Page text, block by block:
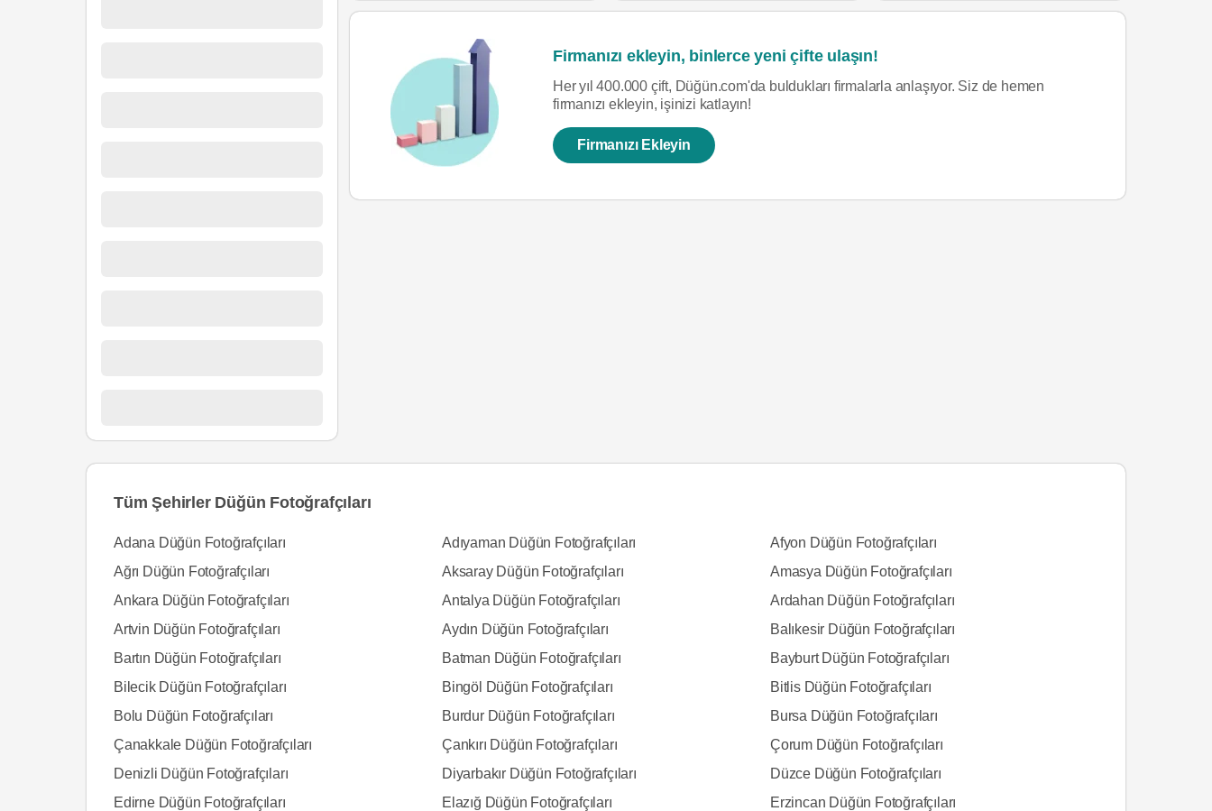
Firmanızı ekleyin, binlerce yeni çifte ulaşın!
Her yıl 400.000 çift, Düğün.com'da buldukları firmalarla anlaşıyor. Siz de hemen
firmanızı ekleyin, işinizi katlayın!
Firmanızı Ekleyin
Tüm Şehirler Düğün Fotoğrafçıları
Adana Düğün Fotoğrafçıları Adıyaman Düğün Fotoğrafçıları
Afyon Düğün Fotoğrafçıları
Ağrı Düğün Fotoğrafçıları
Aksaray Düğün Fotoğrafçıları
Amasya Düğün Fotoğrafçıları
Ankara Düğün Fotoğrafçıları
Antalya Düğün Fotoğrafçıları
Ardahan Düğün Fotoğrafçıları
Artvin Düğün Fotoğrafçıları
Aydın Düğün Fotoğrafçıları
Balıkesir Düğün Fotoğrafçıları
Bartın Düğün Fotoğrafçıları
Batman Düğün Fotoğrafçıları
Bayburt Düğün Fotoğrafçıları
Bilecik Düğün Fotoğrafçıları
Bingöl Düğün Fotoğrafçıları
Bitlis Düğün Fotoğrafçıları
Bolu Düğün Fotoğrafçıları
Burdur Düğün Fotoğrafçıları
Bursa Düğün Fotoğrafçıları
Çanakkale Düğün Fotoğrafçıları
Çankırı Düğün Fotoğrafçıları
Çorum Düğün Fotoğrafçıları
Denizli Düğün Fotoğrafçıları
Diyarbakır Düğün Fotoğrafçıları
Düzce Düğün Fotoğrafçıları
Edirne Düğün Fotoğrafçıları
Elazığ Düğün Fotoğrafçıları
Erzincan Düğün Fotoğrafçıları